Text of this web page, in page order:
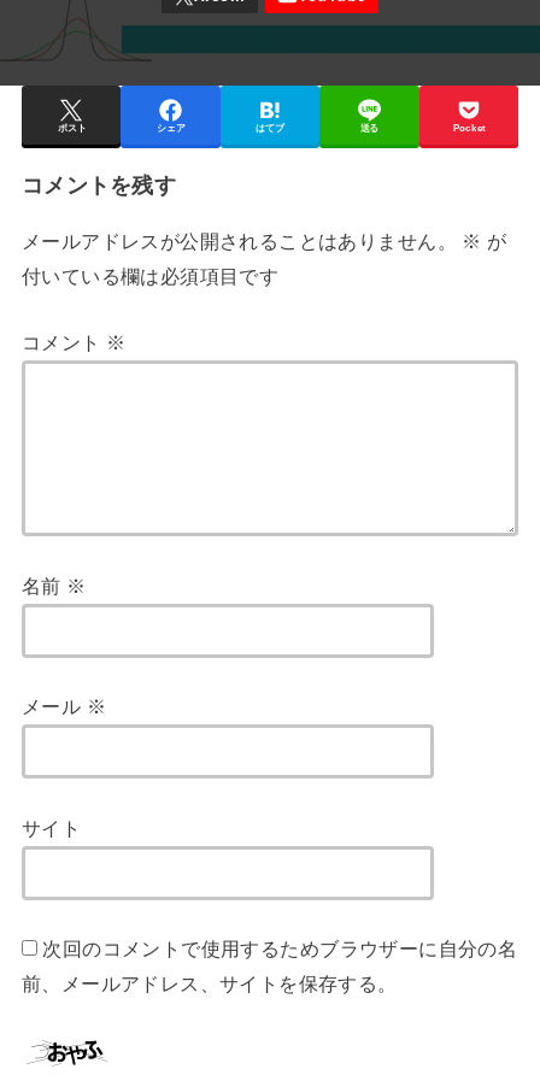
ポスト シェア はてブ 送る Pocket
コメントを残す
メールアドレスが公開されることはありません。 ※ が
付いている欄は必須項目です
コメント ※
名前 ※
メール ※
サイト
次回のコメントで使用するためブラウザーに自分の名
前、メールアドレス、サイトを保存する。